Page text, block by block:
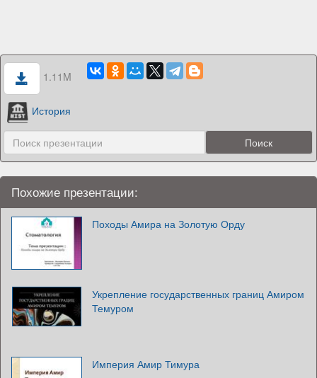
1.11M
История
Похожие презентации:
Походы Амира на Золотую Орду
Укрепление государственных границ Амиром
Темуром
Империя Амир Тимура